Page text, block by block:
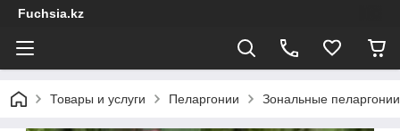
Fuchsia.kz
Товары и услуги Пеларгонии Зональные пеларгонии